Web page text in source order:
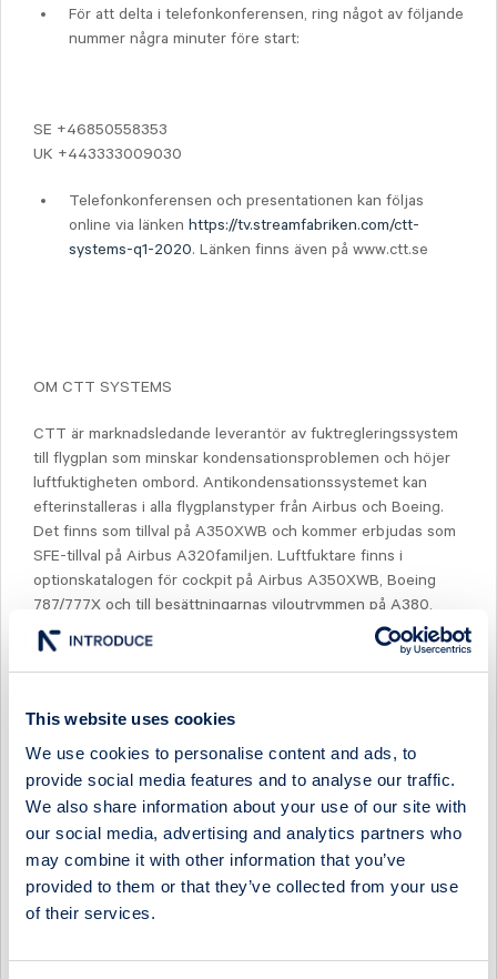
This website uses cookies
We use cookies to personalise content and ads, to
provide social media features and to analyse our traffic.
We also share information about your use of our site with
our social media, advertising and analytics partners who
may combine it with other information that you’ve
provided to them or that they’ve collected from your use
of their services.
För att delta i telefonkonferensen, ring något av följande
nummer några minuter före start:
SE +46850558353
UK +443333009030
Telefonkonferensen och presentationen kan följas
online via länken https://tv.streamfabriken.com/ctt-
systems-q1-2020. Länken finns även på www.ctt.se
OM CTT SYSTEMS
CTT är marknadsledande leverantör av fuktregleringssystem
till flygplan som minskar kondensationsproblemen och höjer
luftfuktigheten ombord. Antikondensationssystemet kan
efterinstalleras i alla flygplanstyper från Airbus och Boeing.
Det finns som tillval på A350XWB och kommer erbjudas som
SFE-tillval på Airbus A320familjen. Luftfuktare finns i
optionskatalogen för cockpit på Airbus A350XWB, Boeing
787/777X och till besättningarnas viloutrymmen på A380,
A350XWB, Boeing 777X samt som standardutrustning i alla
viloutrymmen på Boeing 787. Luftfuktare till
passagerarutrymmen finns som tillval på A350XWB och
långdistansflygplan. Besök även: www.ctt.se
Torbjörn Johansson, VD, CTT Systems AB.
Tel. 0155-20 59 01 alt. mobil. 070-665 24 46 eller e-post:
torbjorn.johansson@ctt.se
Daniel Ekstrand, CFO, CTT Systems AB.